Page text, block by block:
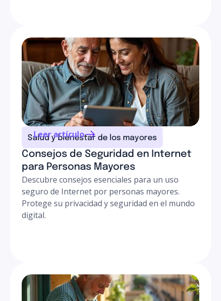
Salud y bienestar de los mayores
Consejos de Seguridad en Internet
para Personas Mayores
Descubre consejos esenciales para un uso
seguro de Internet por personas mayores.
Protege su privacidad y seguridad en el mundo
digital.
Leer artículo